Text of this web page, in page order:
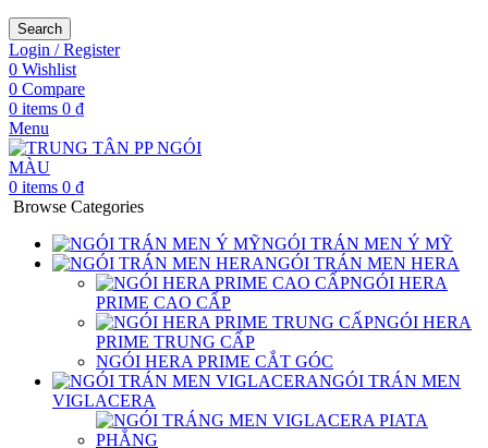
Search
Login / Register
0 Wishlist
0 Compare
0 items 0 ₫
Menu
0 items 0 ₫
Browse Categories
NGÓI TRÁN MEN Ý MỸ
NGÓI TRÁN MEN HERA
NGÓI HERA
PRIME CAO CẤP
NGÓI HERA
PRIME TRUNG CẤP
NGÓI HERA PRIME CẮT GÓC
NGÓI TRÁN MEN
VIGLACERA